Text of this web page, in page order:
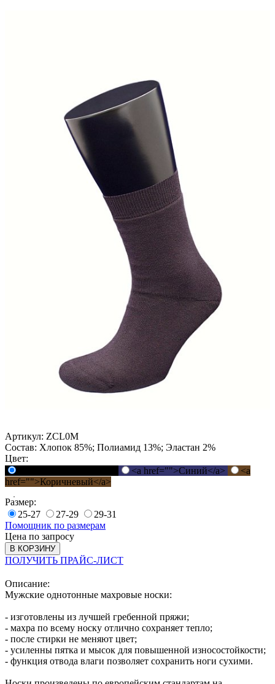
Артикул: ZCL0M
Состав: Хлопок 85%; Полиамид 13%; Эластан 2%
Цвет:
<a href="">Синий</a>
<a
href="">Коричневый</a>
Размер:
25-27
27-29
29-31
Помощник по размерам
Цена по запросу
В КОРЗИНУ
ПОЛУЧИТЬ ПРАЙС-ЛИСТ
Описание:
Мужские однотонные махровые носки:
- изготовлены из лучшей гребенной пряжи;
- махра по всему носку отлично сохраняет тепло;
- после стирки не меняют цвет;
- усиленны пятка и мысок для повышенной износостойкости;
- функция отвода влаги позволяет сохранить ноги сухими.